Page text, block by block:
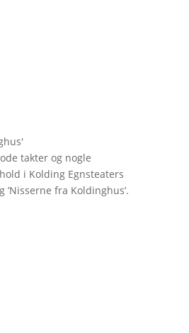
'
takter og nogle
i Kolding Egnsteaters
fra Koldinghus’.